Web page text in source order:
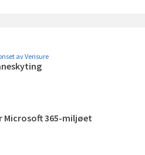
av Verisure
Microsoft 365-miljøet